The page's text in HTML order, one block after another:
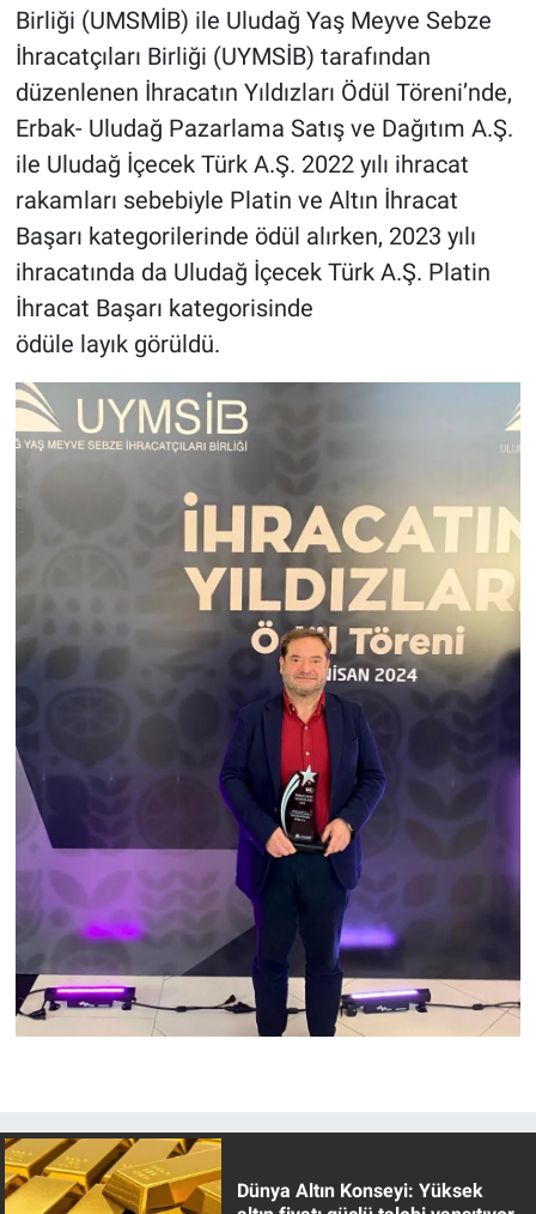
Birliği (UMSMİB) ile Uludağ Yaş Meyve Sebze
İhracatçıları Birliği (UYMSİB) tarafından
düzenlenen İhracatın Yıldızları Ödül Töreni’nde,
Erbak- Uludağ Pazarlama Satış ve Dağıtım A.Ş.
ile Uludağ İçecek Türk A.Ş. 2022 yılı ihracat
rakamları sebebiyle Platin ve Altın İhracat
Başarı kategorilerinde ödül alırken, 2023 yılı
ihracatında da Uludağ İçecek Türk A.Ş. Platin
İhracat Başarı kategorisinde
ödüle layık görüldü.
Dünya Altın Konseyi: Yüksek